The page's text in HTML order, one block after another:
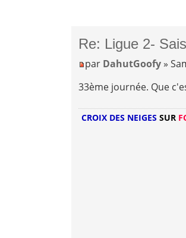
Re: Ligue 2-
par DahutGoofy »
33ème journée. Que
CROIX DES NEIGES SUR